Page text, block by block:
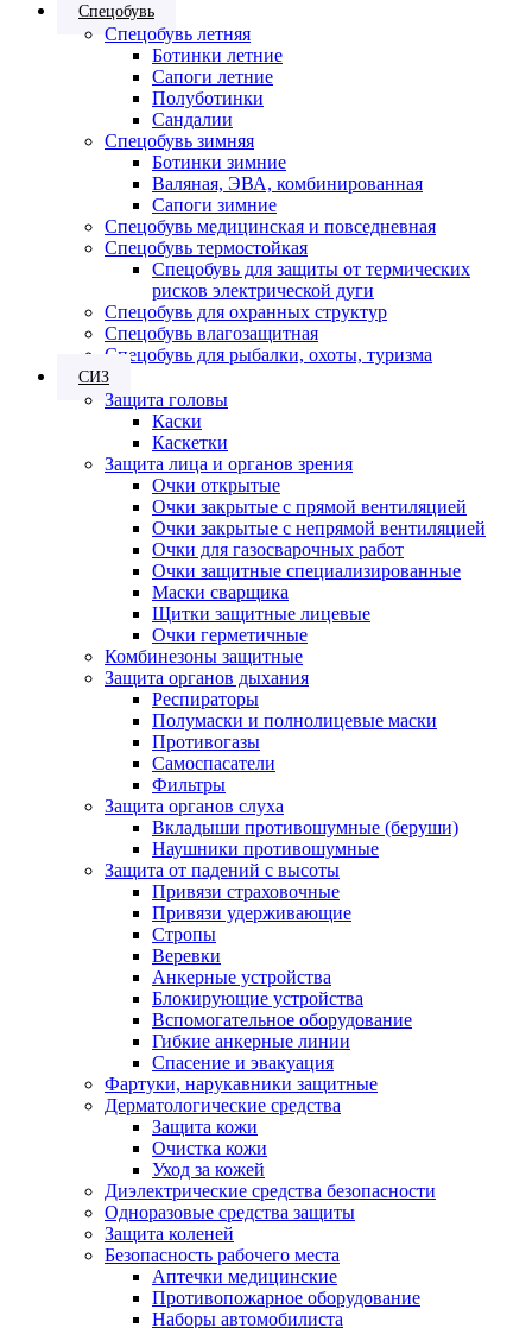
Спецобувь
Спецобувь летняя
Ботинки летние
Сапоги летние
Полуботинки
Сандалии
Спецобувь зимняя
Ботинки зимние
Валяная, ЭВА, комбинированная
Сапоги зимние
Спецобувь медицинская и повседневная
Спецобувь термостойкая
Спецобувь для защиты от термических
рисков электрической дуги
Спецобувь для охранных структур
Спецобувь влагозащитная
Спецобувь для рыбалки, охоты, туризма
СИЗ
Защита головы
Каски
Каскетки
Защита лица и органов зрения
Очки открытые
Очки закрытые с прямой вентиляцией
Очки закрытые с непрямой вентиляцией
Очки для газосварочных работ
Очки защитные специализированные
Маски сварщика
Щитки защитные лицевые
Очки герметичные
Комбинезоны защитные
Защита органов дыхания
Респираторы
Полумаски и полнолицевые маски
Противогазы
Самоспасатели
Фильтры
Защита органов слуха
Вкладыши противошумные (беруши)
Наушники противошумные
Защита от падений с высоты
Привязи страховочные
Привязи удерживающие
Стропы
Веревки
Анкерные устройства
Блокирующие устройства
Вспомогательное оборудование
Гибкие анкерные линии
Спасение и эвакуация
Фартуки, нарукавники защитные
Дерматологические средства
Защита кожи
Очистка кожи
Уход за кожей
Диэлектрические средства безопасности
Одноразовые средства защиты
Защита коленей
Безопасность рабочего места
Аптечки медицинские
Противопожарное оборудование
Наборы автомобилиста